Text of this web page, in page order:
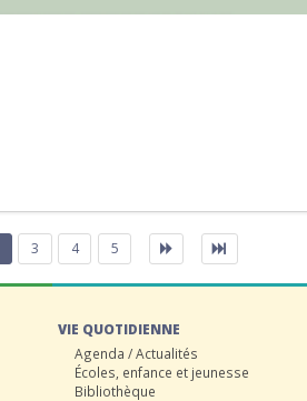
3 4 5
VIE QUOTIDIENNE
Agenda / Actualités
Écoles, enfance et jeunesse
Bibliothèque